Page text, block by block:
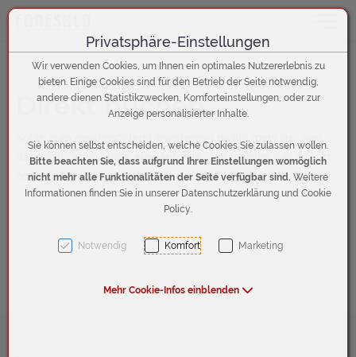
Zum Inhalt springen [AK + 0]
Zum Hauptmenü (oben rechts) springen [AK + 1]
Zum linken senkrechten Seitenmenü springen [AK + 2]
Zum Footer-Menü unten (angedockt an Browserrand) springen [AK +
Zum "Barrierefreiheits-Menü" springen [AK + 4]
Zu den Inhalten im Fußbereich springen [AK + 5]
Direkt buchen
dann schickt uns bitteeine Anfrage- wir werden das vor Ort
nochmals prüfen und eine Alternative suchen.
Privatsphäre-Einstellungen
Wir verwenden Cookies, um Ihnen ein optimales Nutzererlebnis zu
bieten. Einige Cookies sind für den Betrieb der Seite notwendig,
andere dienen Statistikzwecken, Komforteinstellungen, oder zur
Anzeige personalisierter Inhalte.
Sie können selbst entscheiden, welche Cookies Sie zulassen wollen.
Bitte beachten Sie, dass aufgrund Ihrer Einstellungen womöglich
nicht mehr alle Funktionalitäten der Seite verfügbar sind. Weitere
Informationen finden Sie in unserer Datenschutzerklärung und Cookie
Policy.
Notwendig Komfort Marketing
Mehr Cookie-Infos einblenden